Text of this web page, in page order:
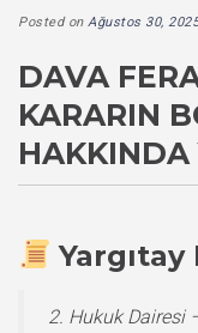
Posted on Ağustos 30, 2025
DAVA
KARARIN
HAKKINDA
2. Hukuk